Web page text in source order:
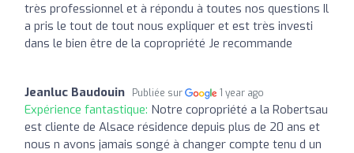
très professionnel et à répondu à toutes nos questions Il
a pris le tout de tout nous expliquer et est très investi
dans le bien être de la copropriété Je recommande
Jeanluc Baudouin Publiée sur 1 year ago
Expérience fantastique: Notre copropriété a la Robertsau
est cliente de Alsace résidence depuis plus de 20 ans et
nous n avons jamais songé à changer compte tenu d un